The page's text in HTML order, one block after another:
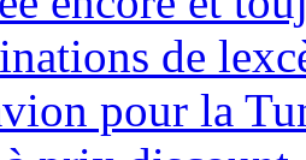
de
pour la